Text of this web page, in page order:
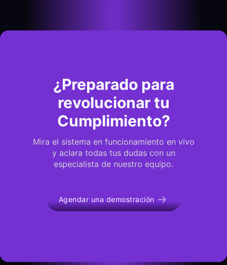
¿Preparado para
revolucionar tu
Cumplimiento?
Mira el sistema en funcionamiento en vivo
y aclara todas tus dudas con un
especialista de nuestro equipo.
Agendar una demostración